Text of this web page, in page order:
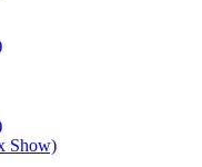
Show)